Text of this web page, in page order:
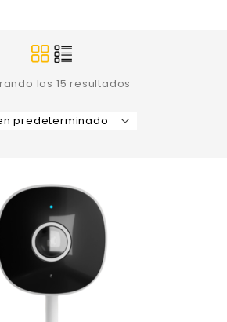
los 15 resultados
predeterminado